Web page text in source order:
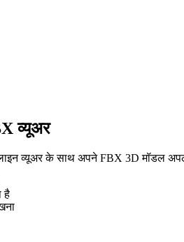
व्यूअर
व्यूअर के साथ अपने FBX 3D मॉडल
है